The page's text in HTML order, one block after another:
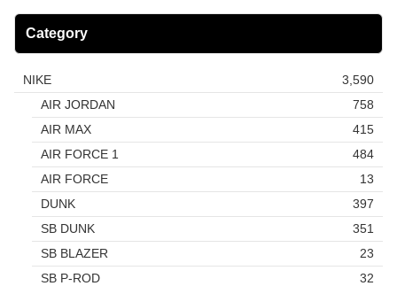
Category
NIKE
3,590
AIR JORDAN
758
AIR MAX
415
AIR FORCE 1
484
AIR FORCE
13
DUNK
397
SB DUNK
351
SB BLAZER
23
SB P-ROD
32